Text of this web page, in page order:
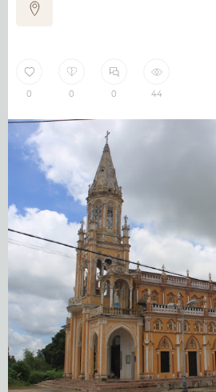
0 0 0 44